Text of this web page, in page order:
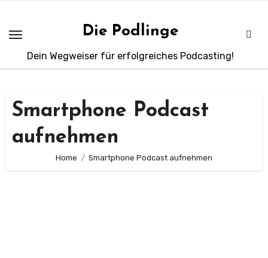
springen
Die Podlinge
Dein Wegweiser für erfolgreiches Podcasting!
Smartphone Podcast
aufnehmen
Home Smartphone Podcast aufnehmen